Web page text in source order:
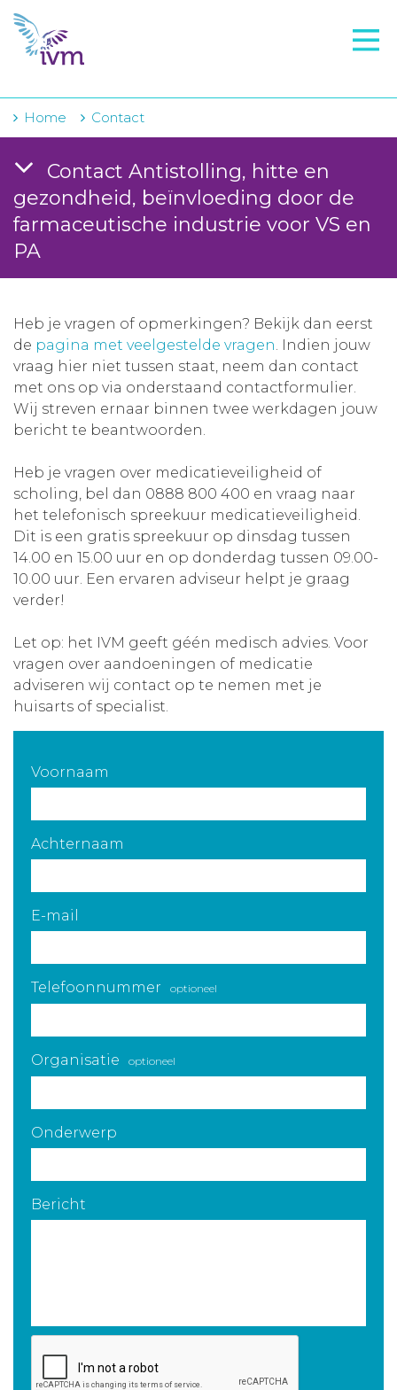
VMI
FTO voorbereiding
IVM-academie
Voorschrijfgedrag
Projecten
Contact
Winkelwagentje
Aanmelden nieuwsbrief
Inloggen
Toegang leeromgeving
Home Contact
Contact Antistolling, hitte en
gezondheid, beïnvloeding door de
farmaceutische industrie voor VS en
PA
Heb je vragen of opmerkingen? Bekijk dan eerst
de pagina met veelgestelde vragen. Indien jouw
vraag hier niet tussen staat, neem dan contact
met ons op via onderstaand contactformulier.
Wij streven ernaar binnen twee werkdagen jouw
bericht te beantwoorden.
Heb je vragen over medicatieveiligheid of
scholing, bel dan 0888 800 400 en vraag naar
het telefonisch spreekuur medicatieveiligheid.
Dit is een gratis spreekuur op dinsdag tussen
14.00 en 15.00 uur en op donderdag tussen 09.00-
10.00 uur. Een ervaren adviseur helpt je graag
verder!
Let op: het IVM geeft géén medisch advies. Voor
vragen over aandoeningen of medicatie
adviseren wij contact op te nemen met je
huisarts of specialist.
Voornaam
Achternaam
E-mail
Telefoonnummer optioneel
Organisatie optioneel
Onderwerp
Bericht